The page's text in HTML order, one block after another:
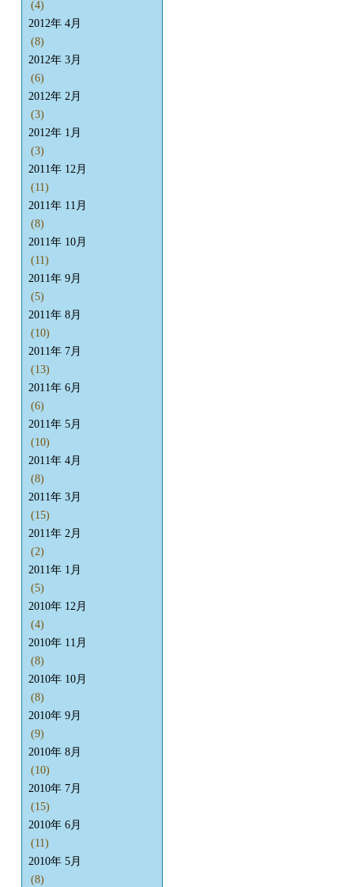
(4)
2012年 4月
(8)
2012年 3月
(6)
2012年 2月
(3)
2012年 1月
(3)
2011年 12月
(11)
2011年 11月
(8)
2011年 10月
(11)
2011年 9月
(5)
2011年 8月
(10)
2011年 7月
(13)
2011年 6月
(6)
2011年 5月
(10)
2011年 4月
(8)
2011年 3月
(15)
2011年 2月
(2)
2011年 1月
(5)
2010年 12月
(4)
2010年 11月
(8)
2010年 10月
(8)
2010年 9月
(9)
2010年 8月
(10)
2010年 7月
(15)
2010年 6月
(11)
2010年 5月
(8)